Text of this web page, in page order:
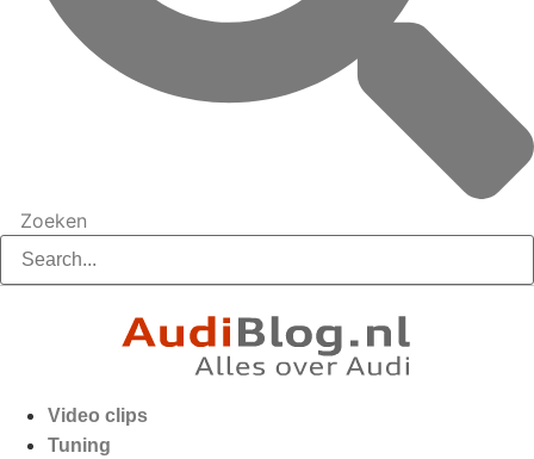
Zoeken
Video clips
Tuning